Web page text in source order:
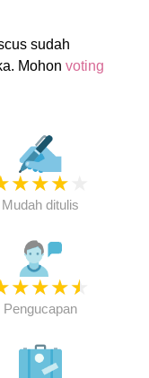
sudah
Mohon voting
★★★
Mudah ditulis
★★★★
Pengucapan